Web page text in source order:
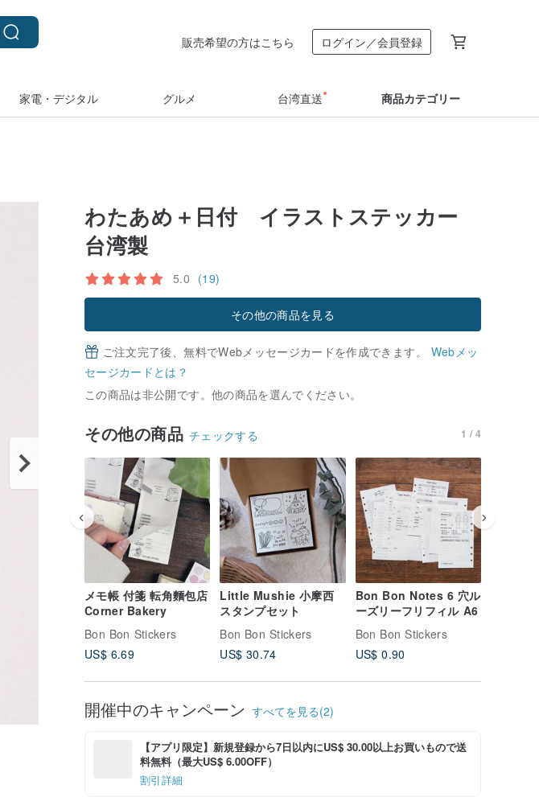
販売希望の方はこちら ログイン／会員登録
家電・デジタル グルメ 台湾直送 商品カテゴリー
わたあめ＋日付 イラストステッカー
台湾製
5.0 (19)
その他の商品を見る
ご注文完了後、無料でWebメッセージカードを作成できます。 Webメッ
セージカードとは？
この商品は非公開です。他の商品を選んでください。
その他の商品 チェックする 1 / 4
メモ帳 付箋 転角麵包店
Corner Bakery
Bon Bon Stickers
US$ 6.69
Little Mushie 小摩西
スタンプセット
Bon Bon Stickers
US$ 30.74
Bon Bon Notes 6 穴ル
ーズリーフリフィル A6
Bon Bon Stickers
US$ 0.90
開催中のキャンペーン すべてを見る(2)
【アプリ限定】新規登録から7日以内にUS$ 30.00以上お買いもので送
料無料（最大US$ 6.00OFF）
割引詳細